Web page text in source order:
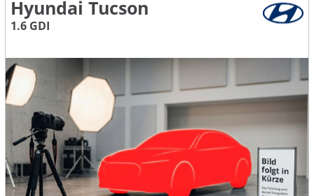
Hyundai Tucson
1.6 GDI